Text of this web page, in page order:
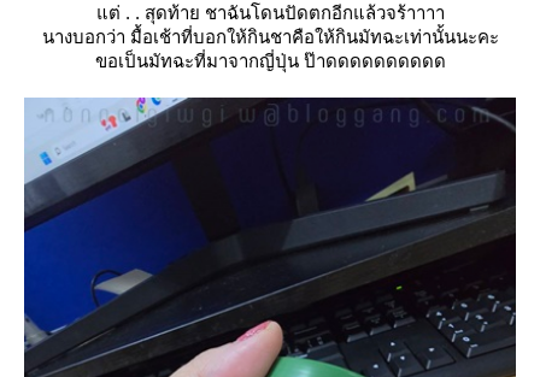
ต่ . . สุดท้าย ชาฉันโดนปัดตกอีกแล้วจร้าาาา
นางบอกว่า มื้อเช้าที่บอกให้กินชาคือให้กินมัทฉะเท่านั้นนะคะ
ขอเป็นมัทฉะที่มาจากญี่ปุ่น ป๊าดดดดดดดดดด